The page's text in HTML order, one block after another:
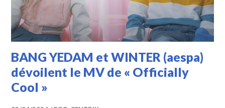
BANG YEDAM et WINTER (aespa)
dévoilent le MV de « Officially
Cool »